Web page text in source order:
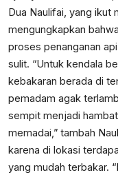
Dua Naulifai, yang ikut
mengungkapkan
proses penanganan
sulit. “Untuk kendala
kebakaran berada di
pemadam agak
sempit menjadi
memadai,” tambah
karena di lokasi
yang mudah terbakar.